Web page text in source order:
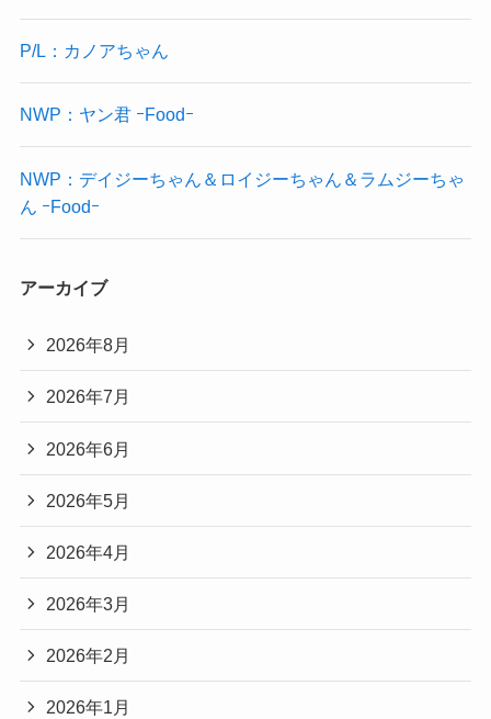
P/L：カノアちゃん
NWP：ヤン君 ｰFoodｰ
NWP：デイジーちゃん＆ロイジーちゃん＆ラムジーちゃ
ん ｰFoodｰ
アーカイブ
2026年8月
2026年7月
2026年6月
2026年5月
2026年4月
2026年3月
2026年2月
2026年1月